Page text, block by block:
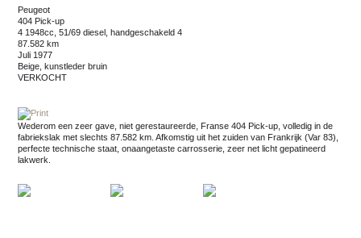
Peugeot
404 Pick-up
4 1948cc, 51/69 diesel, handgeschakeld 4
87.582 km
juli 1977
beige, kunstleder bruin
VERKOCHT
Wederom een zeer gave, niet gerestaureerde, Franse 404 Pick-up, volledig in de
fabriekslak met slechts 87.582 km. Afkomstig uit het zuiden van Frankrijk (Var 83),
perfecte technische staat, onaangetaste carrosserie, zeer net licht gepatineerd
lakwerk.